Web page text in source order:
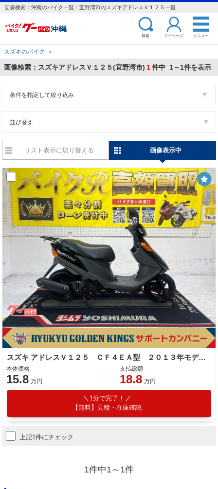
画像検索：沖縄のバイク一覧：宜野湾市のスズキアドレスＶ１２５一覧
検索 マイページ メニュー
スズキのバイク ＞
画像検索：スズキアドレスＶ１２５(宜野湾市) 1件中 1～1件を表示
条件を指定して絞り込み
並び替え
リスト表示に切り替える 画像表示中
スズキ アドレスＶ１２５ ＣＦ４ＥＡ型 ２０１３年モデル スペアキー リアキャリア センタースタンド
本体価格
15.8 万円
支払総額
18.8 万円
1分で完了！
【無料】見積・在庫確認
上記1件にチェック
1件中1～1件